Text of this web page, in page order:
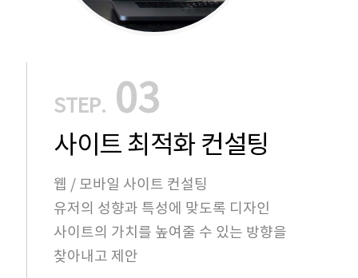
STEP. 03
사이트 최적화 컨설팅
웹 / 모바일 사이트 컨설팅
유저의 성향과 특성에 맞도록 디자인
사이트의 가치를 높여줄 수 있는 방향을
찾아내고 제안